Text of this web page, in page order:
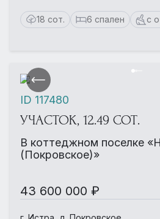
18 сот. 6 спален с
УЧАСТОК, 12.49 СОТ.
В коттеджном поселке
(Покровское)»
43 600 000 ₽
ID 117480